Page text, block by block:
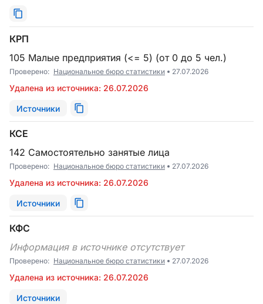
КРП
105 Малые предприятия (<= 5) (от 0 до 5 чел.)
Проверено: Национальное бюро статистики 27.07.2026
Удалена из источника: 26.07.2026
Источники
КСЕ
142 Самостоятельно занятые лица
Проверено: Национальное бюро статистики 27.07.2026
Удалена из источника: 26.07.2026
Источники
КФС
Информация в источнике отсутствует
Проверено: Национальное бюро статистики 27.07.2026
Удалена из источника: 26.07.2026
Источники